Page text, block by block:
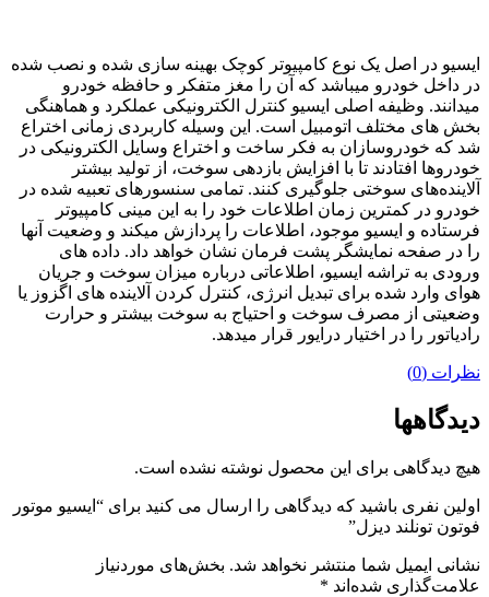
ایسیو در اصل یک نوع کامپیوتر کوچک بهینه سازی شده و نصب شده
در داخل خودرو میباشد که آن را مغز متفکر و حافظه خودرو
میدانند. وظیفه اصلی ایسیو کنترل الکترونیکی عملکرد و هماهنگی
بخش های مختلف اتومبیل است. این وسیله کاربردی زمانی اختراع
شد که خودروسازان به فکر ساخت و اختراع وسایل الکترونیکی در
خودروها افتادند تا با افزایش بازدهی سوخت، از تولید بیشتر
آلاینده‌های سوختی جلوگیری کنند. تمامی سنسورهای تعبیه شده در
خودرو در کمترین زمان اطلاعات خود را به این مینی کامپیوتر
فرستاده و ایسیو موجود، اطلاعات را پردازش میکند و وضعیت آنها
را در صفحه نمایشگر پشت فرمان نشان خواهد داد. داده های
ورودی به تراشه ایسیو، اطلاعاتی درباره میزان سوخت و جریان
هوای وارد شده برای تبدیل انرژی، کنترل کردن آلاینده های اگزوز یا
وضعیتی از مصرف سوخت و احتیاج به سوخت بیشتر و حرارت
رادیاتور را در اختیار درایور قرار میدهد.
نظرات (0)
دیدگاهها
هیچ دیدگاهی برای این محصول نوشته نشده است.
اولین نفری باشید که دیدگاهی را ارسال می کنید برای “ایسیو موتور
فوتون تونلند دیزل”
نشانی ایمیل شما منتشر نخواهد شد. بخش‌های موردنیاز
علامت‌گذاری شده‌اند *